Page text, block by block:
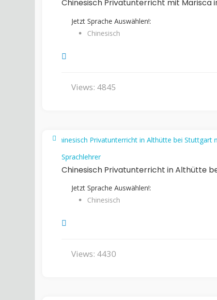
Chinesisch Privatunterricht mit Marisca
Jetzt Sprache Auswählen!:
Chinesisch
Views: 4845
Sprachlehrer
Chinesisch Privatunterricht in Althütte
Jetzt Sprache Auswählen!:
Chinesisch
Views: 4430